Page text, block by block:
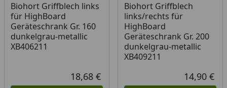
Biohort Griffblech links
für HighBoard
Geräteschrank Gr. 160
dunkelgrau-metallic
XB406211
Aktueller Preis
18,68 €
Biohort Griffblech
links/rechts für
HighBoard
Geräteschrank Gr. 200
dunkelgrau-metallic
XB409211
14,90 €